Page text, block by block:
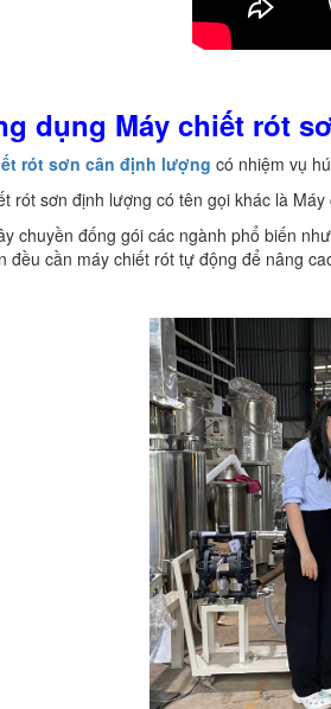
dụng Máy chiết rót
rót sơn cân định lượng có nhiệm vụ
rót sơn định lượng có tên gọi khác là
chuyền đống gói các ngành phổ biến
đều cần máy chiết rót tự động để nâng